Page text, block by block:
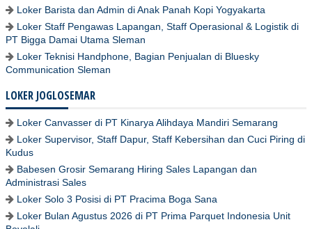
Loker Barista dan Admin di Anak Panah Kopi Yogyakarta
Loker Staff Pengawas Lapangan, Staff Operasional & Logistik di
PT Bigga Damai Utama Sleman
Loker Teknisi Handphone, Bagian Penjualan di Bluesky
Communication Sleman
LOKER JOGLOSEMAR
Loker Canvasser di PT Kinarya Alihdaya Mandiri Semarang
Loker Supervisor, Staff Dapur, Staff Kebersihan dan Cuci Piring di
Kudus
Babesen Grosir Semarang Hiring Sales Lapangan dan
Administrasi Sales
Loker Solo 3 Posisi di PT Pracima Boga Sana
Loker Bulan Agustus 2026 di PT Prima Parquet Indonesia Unit